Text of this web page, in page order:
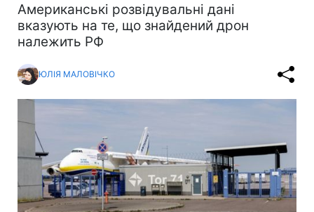
Американські розвідувальні дані
вказують на те, що знайдений дрон
належить РФ
ЮЛІЯ МАЛОВІЧКО